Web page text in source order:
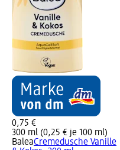
0,75 €
300 ml (0,25 € je 100 ml)
BaleaCremedusche Vanille